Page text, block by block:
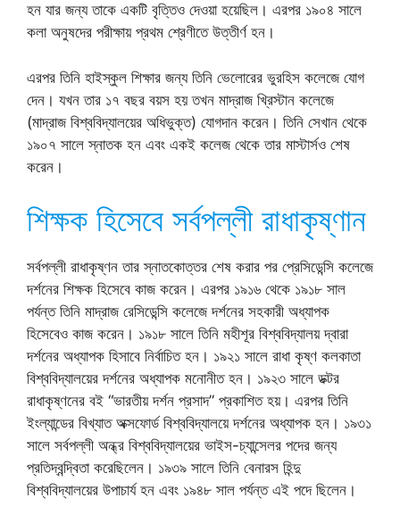
হন যার জন্য তাকে একটি বৃত্তিও দেওয়া হয়েছিল। এরপর ১৯০৪ সালে
কলা অনুষদের পরীক্ষায় প্রথম শ্রেণীতে উত্তীর্ণ হন।
এরপর তিনি হাইস্কুল শিক্ষার জন্য তিনি ভেলোরের ভুরহিস কলেজে যোগ
দেন। যখন তার ১৭ বছর বয়স হয় তখন মাদ্রাজ খ্রিস্টান কলেজে
(মাদ্রাজ বিশ্ববিদ্যালয়ের অধিভুক্ত) যোগদান করেন। তিনি সেখান থেকে
১৯০৭ সালে স্নাতক হন এবং একই কলেজ থেকে তার মাস্টার্সও শেষ
করেন।
শিক্ষক হিসেবে সর্বপল্লী রাধাকৃষ্ণান
সর্বপল্লী রাধাকৃষ্ণন তার স্নাতকোত্তর শেষ করার পর প্রেসিডেন্সি কলেজে
দর্শনের শিক্ষক হিসেবে কাজ করেন। এরপর ১৯১৬ থেকে ১৯১৮ সাল
পর্যন্ত তিনি মাদ্রাজ রেসিডেন্সি কলেজে দর্শনের সহকারী অধ্যাপক
হিসেবেও কাজ করেন। ১৯১৮ সালে তিনি মহীশূর বিশ্ববিদ্যালয় দ্বারা
দর্শনের অধ্যাপক হিসাবে নির্বাচিত হন। ১৯২১ সালে রাধা কৃষ্ণ কলকাতা
বিশ্ববিদ্যালয়ের দর্শনের অধ্যাপক মনোনীত হন। ১৯২৩ সালে ডক্টর
রাধাকৃষ্ণনের বই “ভারতীয় দর্শন প্রসাদ” প্রকাশিত হয়। এরপর তিনি
ইংল্যান্ডের বিখ্যাত অক্সফোর্ড বিশ্ববিদ্যালয়ে দর্শনের অধ্যাপক হন। ১৯৩১
সালে সর্বপল্লী অন্ধ্র বিশ্ববিদ্যালয়ের ভাইস-চ্যান্সেলর পদের জন্য
প্রতিদ্বন্দ্বিতা করেছিলেন। ১৯৩৯ সালে তিনি বেনারস হিন্দু
বিশ্ববিদ্যালয়ের উপাচার্য হন এবং ১৯৪৮ সাল পর্যন্ত এই পদে ছিলেন।